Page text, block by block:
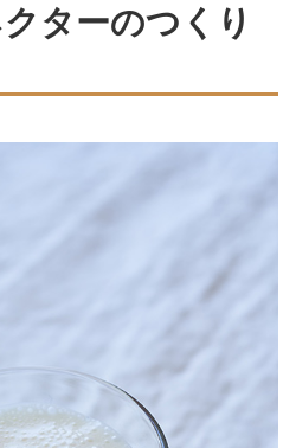
ターのつくり